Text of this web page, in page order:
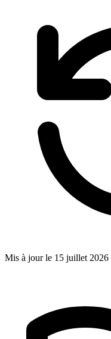
Mis à jour le 15 juillet 2026